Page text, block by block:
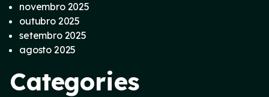
novembro 2025
outubro 2025
setembro 2025
agosto 2025
Categories